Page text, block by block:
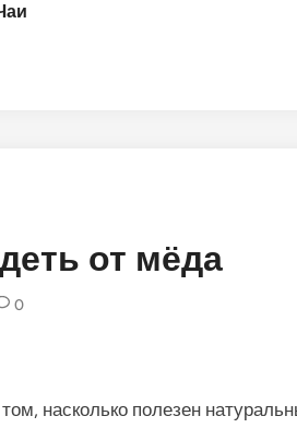
от мёда
0
насколько полезен